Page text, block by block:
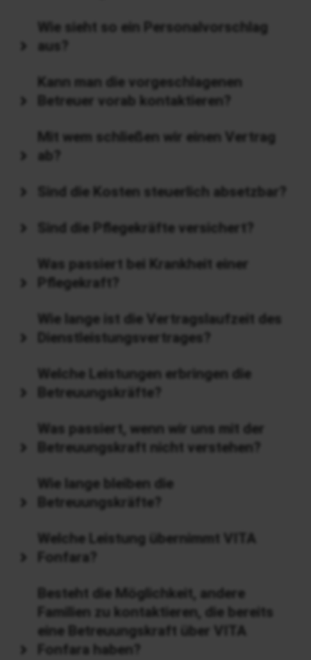
Wie sieht so ein Personalvorschlag
aus?
Kann man die vorgeschlagenen
Betreuer vorab kontaktieren?
Mit wem schließen wir einen Vertrag
ab?
Sind die Kosten steuerlich absetzbar?
Sind die Pflegekräfte versichert?
Was passiert bei Krankheit einer
Pflegekraft?
Wie lange ist die Vertragslaufzeit des
Dienstleistungsvertrages?
Welche Leistungen erbringen die
Betreuungskräfte?
Was passiert, wenn wir uns mit der
Betreuungskraft nicht verstehen?
Wie lange bleiben die
Betreuungskräfte?
Welche Leistung übernimmt VITA
Fonfara?
Besteht die Möglichkeit, andere
Familien zu kontaktieren, die bereits
eine Betreuungskraft über VITA
Fonfara haben?